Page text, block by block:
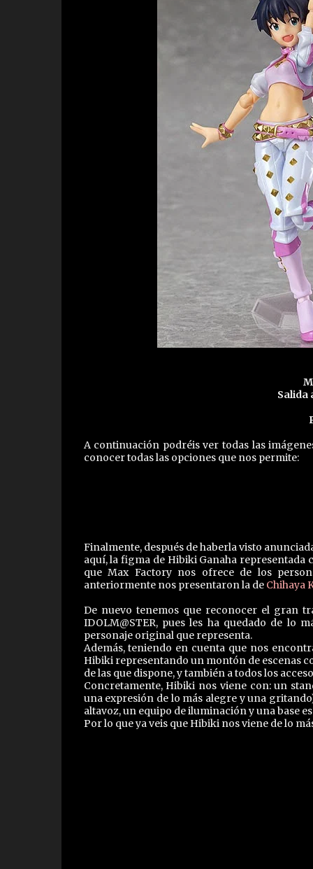
Salida
A continuación podréis ver todas las
conocer todas las opciones que nos permite:
Finalmente, después de haberla visto
aquí, la figma de Hibiki Ganaha representada
que Max Factory nos ofrece de los
anteriormente nos presentaron la de Chihaya
De nuevo tenemos que reconocer el gran
IDOLM@STER, pues les ha quedado de lo
personaje original que representa.
Además, teniendo en cuenta que nos
Hibiki representando un montón de escenas
de las que dispone, y también a todos los
Concretamente, Hibiki nos viene con: un
una expresión de lo más alegre y una
altavoz, un equipo de iluminación y una base
Por lo que ya veis que Hibiki nos viene de lo